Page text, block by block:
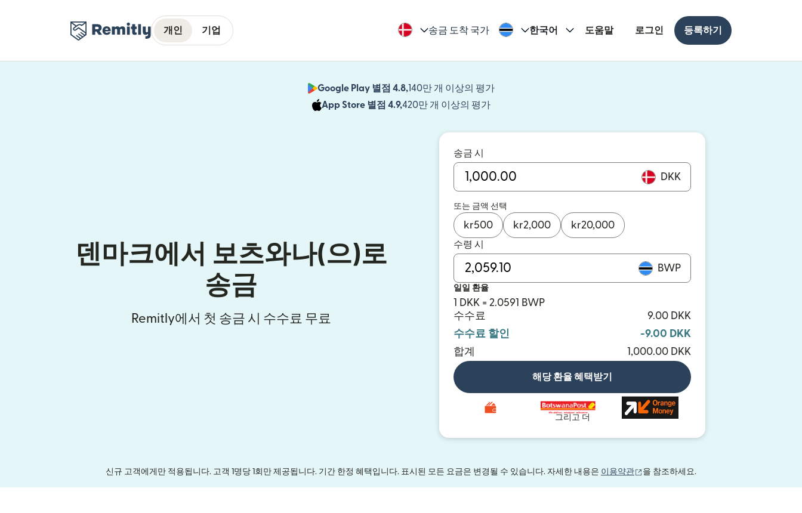
개인 기업 송금 도착 국가 한국어 도움말 로그인 등록하기
Google Play 별점 4.8,140만 개 이상의 평가
App Store 별점 4.9,420만 개 이상의 평가
덴마크에서 보츠와나(으)로
송금
Remitly에서 첫 송금 시 수수료 무료
송금 시
DKK
또는 금액 선택
kr500 kr2,000 kr20,000
수령 시
BWP
일일 환율
1 DKK = 2.0591 BWP
수수료
9.00 DKK
수수료 할인
-9.00 DKK
합계
1,000.00 DKK
해당 환율 혜택받기
그리고 더
신규 고객에게만 적용됩니다. 고객 1명당 1회만 제공됩니다. 기간 한정 혜택입니다. 표시된 모든 요금은 변경될 수 있습니다. 자세한 내용은 이용약관 (새 창에서 열림)
을 참조하세요.